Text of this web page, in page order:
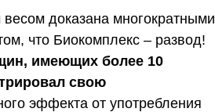
доказана многократными
что Биокомплекс – развод!
имеющих более 10
свою
эффекта от употребления